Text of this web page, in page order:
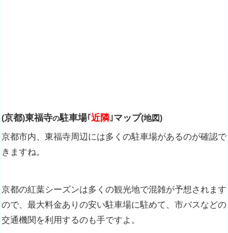
(京都)東福寺の駐車場｢ 近隣 ｣マップ(地図)
京都市内、東福寺周辺には多くの駐車場があるのが確認で
きますね。
京都の紅葉シーズンは多くの観光地で混雑が予想されます
ので、最大料金ありの安い駐車場に駐めて、市バスなどの
交通機関を利用するのも手ですよ。